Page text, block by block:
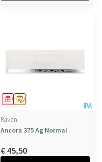
Op voorschrift
Geneesmiddel
Ravan
Ancora 375 Ag Normal
€ 45,50